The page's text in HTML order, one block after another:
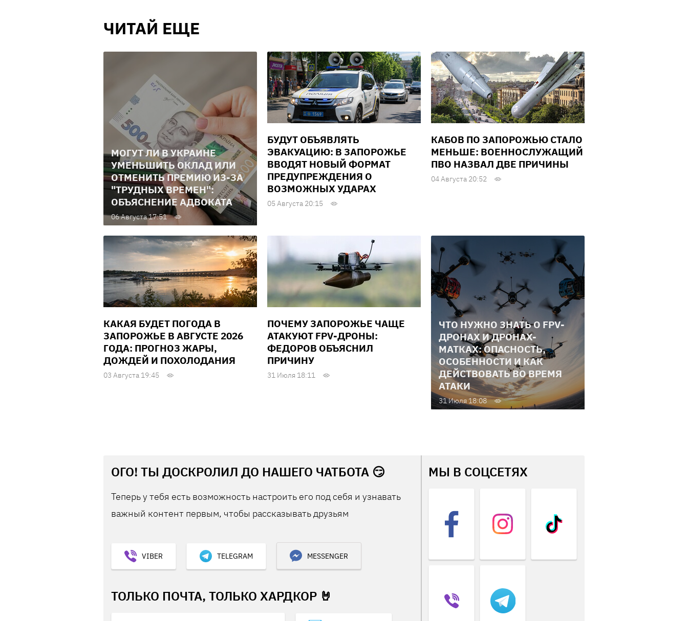
ЧИТАЙ ЕЩЕ
МОГУТ ЛИ В УКРАИНЕ
УМЕНЬШИТЬ ОКЛАД ИЛИ
ОТМЕНИТЬ ПРЕМИЮ ИЗ-ЗА
"ТРУДНЫХ ВРЕМЕН":
ОБЪЯСНЕНИЕ АДВОКАТА
06 Августа 17:51
БУДУТ ОБЪЯВЛЯТЬ
ЭВАКУАЦИЮ: В ЗАПОРОЖЬЕ
ВВОДЯТ НОВЫЙ ФОРМАТ
ПРЕДУПРЕЖДЕНИЯ О
ВОЗМОЖНЫХ УДАРАХ
05 Августа 20:15
КАБОВ ПО ЗАПОРОЖЬЮ СТАЛО
МЕНЬШЕ: ВОЕННОСЛУЖАЩИЙ
ПВО НАЗВАЛ ДВЕ ПРИЧИНЫ
04 Августа 20:52
КАКАЯ БУДЕТ ПОГОДА В
ЗАПОРОЖЬЕ В АВГУСТЕ 2026
ГОДА: ПРОГНОЗ ЖАРЫ,
ДОЖДЕЙ И ПОХОЛОДАНИЯ
03 Августа 19:45
ПОЧЕМУ ЗАПОРОЖЬЕ ЧАЩЕ
АТАКУЮТ FPV-ДРОНЫ:
ФЕДОРОВ ОБЪЯСНИЛ
ПРИЧИНУ
31 Июля 18:11
ЧТО НУЖНО ЗНАТЬ О FPV-
ДРОНАХ И ДРОНАХ-
МАТКАХ: ОПАСНОСТЬ,
ОСОБЕННОСТИ И КАК
ДЕЙСТВОВАТЬ ВО ВРЕМЯ
АТАКИ
31 Июля 18:08
ОГО! ТЫ ДОСКРОЛИЛ ДО НАШЕГО ЧАТБОТА 😏
Теперь у тебя есть возможность настроить его под себя и узнавать
важный контент первым, чтобы рассказывать друзьям
VIBER TELEGRAM MESSENGER
ТОЛЬКО ПОЧТА, ТОЛЬКО ХАРДКОР 🤘
МЫ В СОЦСЕТЯХ